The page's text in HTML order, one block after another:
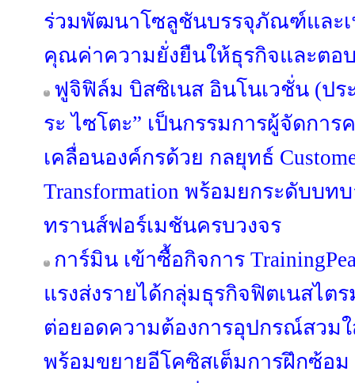
ร่วมพัฒนาโซลูชันบรรจุภัณฑ์และเ
คุณค่าความยั่งยืนให้ธุรกิจและตอ
ฟูจิฟิล์ม บิสซิเนส อินโนเวชั่น (ปร
ระ ไซโตะ” เป็นกรรมการผู้จัดกา
เคลื่อนองค์กรด้วย กลยุทธ์
Transformation พร้อมยกระดับบ
ทรานส์ฟอร์เมชันครบวงจร
การ์มิน เข้าซื้อกิจการ
แรงส่งรายได้กลุ่มธุรกิจฟิตเนสไตร
ต่อยอดความต้องการอุปกรณ์สวม
พร้อมขยายอีโคซิสเต็มการฝึกซ้อ